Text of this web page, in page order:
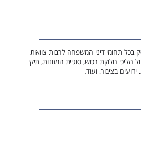
בכל תחומי דיני המשפחה לרבות צוואות
הליכי חלוקת רכוש, סוגיית המזונות, תיקי
בציבור, ועוד.